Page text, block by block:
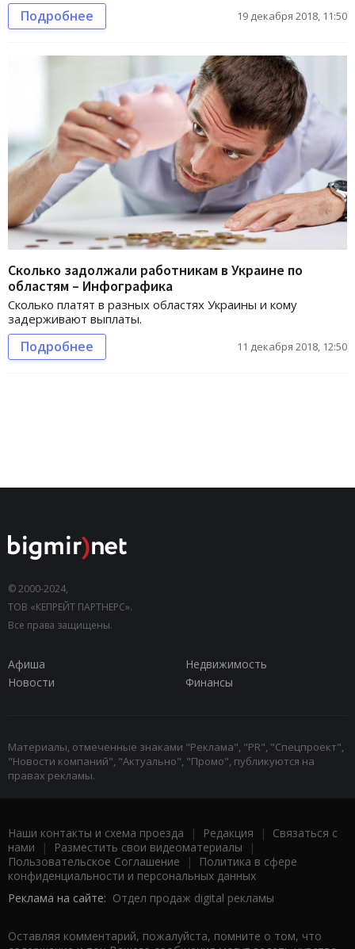
Подробнее 19 декабря 2018, 11:50
Сколько задолжали работникам в Украине по
областям – Инфографика
Сколько платят в разных областях Украины и кому
задерживают выплаты.
Подробнее 11 декабря 2018, 12:50
© 2000-2024,
ТОВ «КЕПРЕЙТ ПАРТНЕРС».
Все права защищены.
Афиша
Недвижимость
Новости
Финансы
Материалы, отмеченные знаками "Реклама", "PR", "Спецпроект",
"Новости компаний", "Актуально", "Промо", публикуются на
правах рекламы.
Наши контакты и схема проезда | Редакция | Связаться с
нами | Разместить свои видеоматериалы |
Пользовательское Соглашение |
Политика в сфере
конфиденциальности и персональных данных
Реклама на сайте: Отдел продаж digital рекламы
Оставляя комментарий, пожалуйста, помните о том, что